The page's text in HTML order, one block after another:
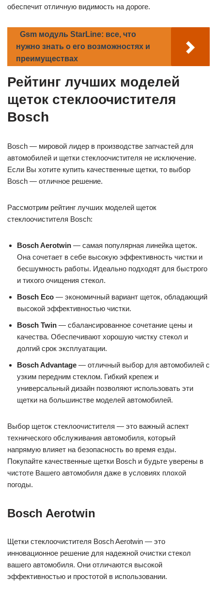
обеспечит отличную видимость на дороге.
Gsm модуль StarLine: все, что
нужно знать о его возможностях и
преимуществах
Рейтинг лучших моделей
щеток стеклоочистителя
Bosch
Bosch — мировой лидер в производстве запчастей для
автомобилей и щетки стеклоочистителя не исключение.
Если Вы хотите купить качественные щетки, то выбор
Bosch — отличное решение.
Рассмотрим рейтинг лучших моделей щеток
стеклоочистителя Bosch:
Bosch Aerotwin — самая популярная линейка щеток.
Она сочетает в себе высокую эффективность чистки и
бесшумность работы. Идеально подходят для быстрого
и тихого очищения стекол.
Bosch Eco — экономичный вариант щеток, обладающий
высокой эффективностью чистки.
Bosch Twin — сбалансированное сочетание цены и
качества. Обеспечивают хорошую чистку стекол и
долгий срок эксплуатации.
Bosch Advantage — отличный выбор для автомобилей с
узким передним стеклом. Гибкий крепеж и
универсальный дизайн позволяют использовать эти
щетки на большинстве моделей автомобилей.
Выбор щеток стеклоочистителя — это важный аспект
технического обслуживания автомобиля, который
напрямую влияет на безопасность во время езды.
Покупайте качественные щетки Bosch и будьте уверены в
чистоте Вашего автомобиля даже в условиях плохой
погоды.
Bosch Aerotwin
Щетки стеклоочистителя Bosch Aerotwin — это
инновационное решение для надежной очистки стекол
вашего автомобиля. Они отличаются высокой
эффективностью и простотой в использовании.